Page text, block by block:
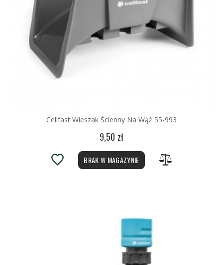
Cellfast Wieszak Ścienny Na Wąż 55-993
9,50 zł
BRAK W MAGAZYNIE